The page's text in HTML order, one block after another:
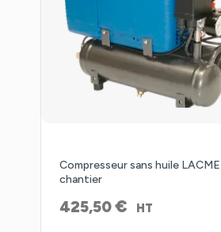
Compresseur sans huile LACME
chantier
425,50€ HT